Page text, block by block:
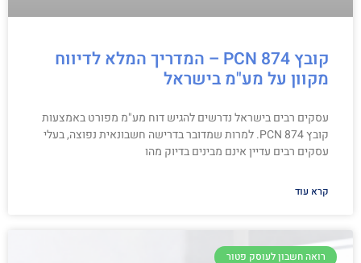
קובץ PCN 874 – המדריך המלא לדיווח
מקוון על מע"מ בישראל
עסקים רבים בישראל נדרשים להגיש דוח מע"מ מפורט באמצעות
קובץ PCN 874. למרות שמדובר בדרישה חשבונאית נפוצה, בעלי
עסקים רבים עדיין אינם מבינים בדיוק מהו
קרא עוד
רואה חשבון לעוסק פטור